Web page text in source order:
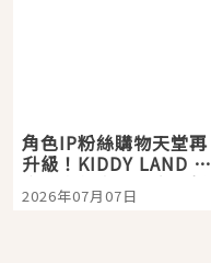
角色IP粉絲購物天堂再
升級！KIDDY LAND 原
宿店吉伊卡哇迎客，新
開幕 OMOKADO 店3分
2026年07月07日